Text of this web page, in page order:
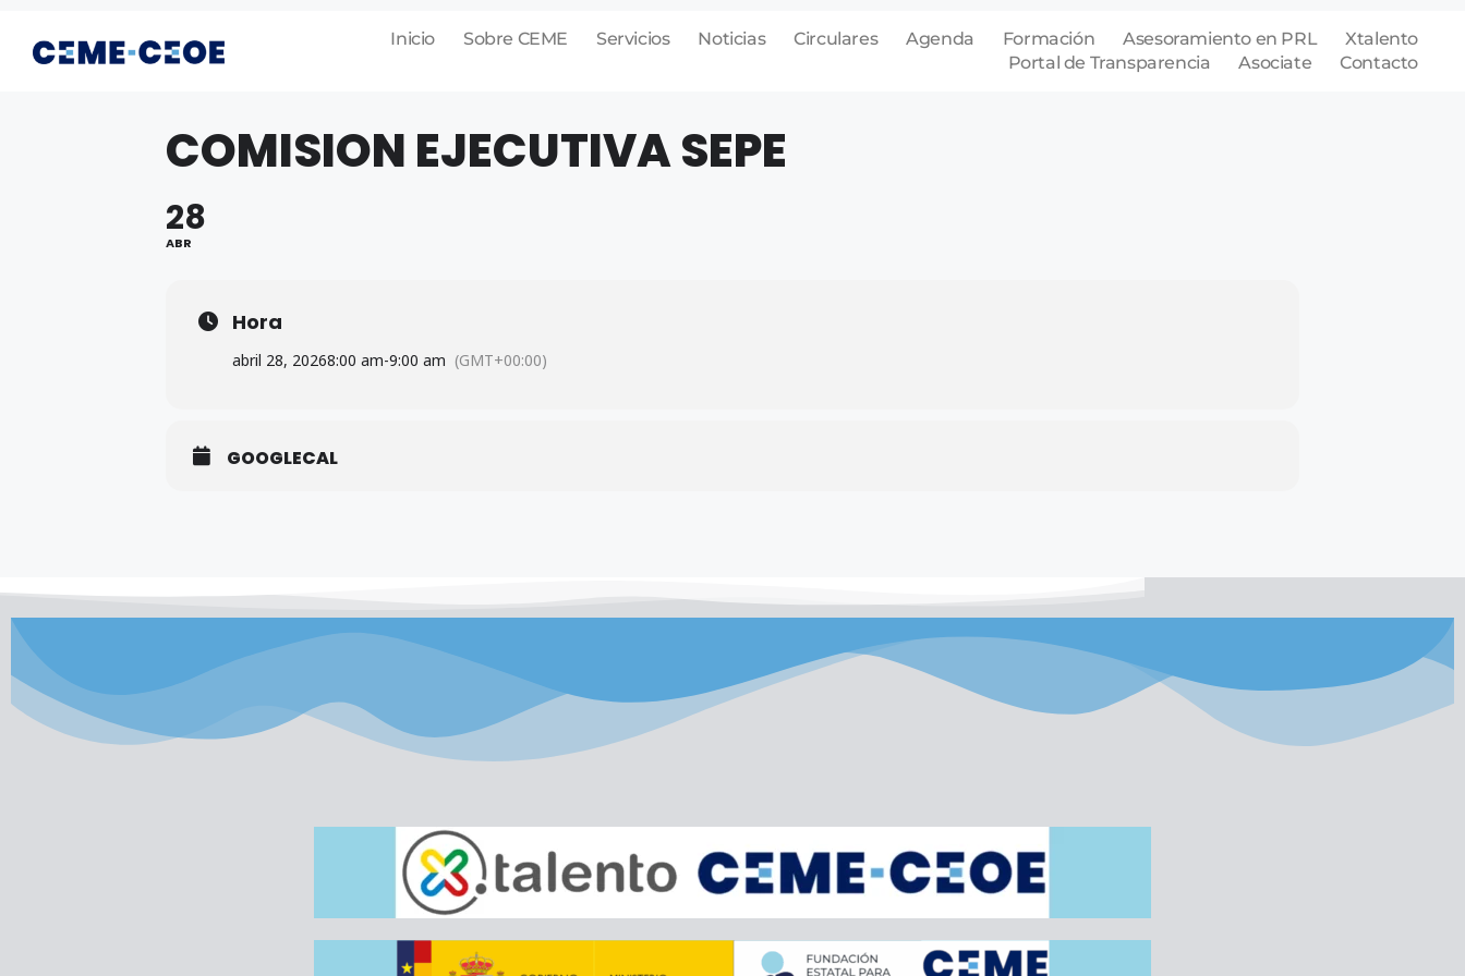
Inicio Sobre CEME Servicios Noticias Circulares Agenda Formación Asesoramiento en PRL
Xtalento
Portal de Transparencia
Asociate Contacto
COMISION EJECUTIVA SEPE
28
ABR
Hora
abril 28, 20268:00 am-9:00 am (GMT+00:00)
GOOGLECAL